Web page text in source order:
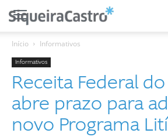
Início Informativos
Informativos
Receita Federal
abre prazo para
novo Programa